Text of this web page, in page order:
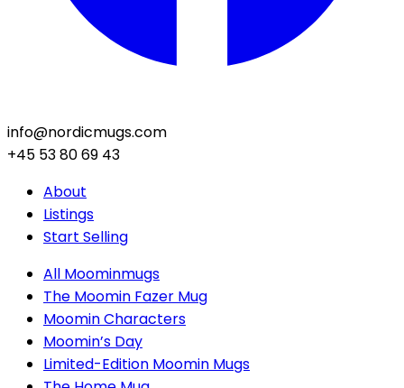
info@nordicmugs.com
+45 53 80 69 43
About
Listings
Start Selling
All Moominmugs
The Moomin Fazer Mug
Moomin Characters
Moomin’s Day
Limited-Edition Moomin Mugs